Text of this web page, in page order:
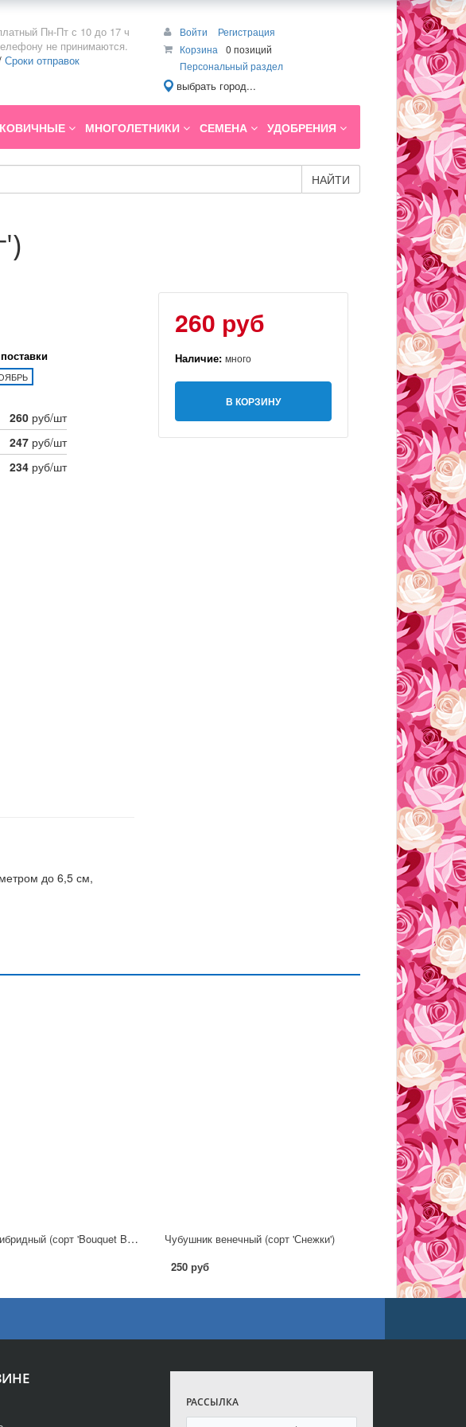
Пн-Пт с 10 до 17 ч
не принимаются.
Сроки отправок
Войти
Регистрация
Корзина
0 позиций
Персональный раздел
выбрать город...
МНОГОЛЕТНИКИ СЕМЕНА УДОБРЕНИЯ
НАЙТИ
260 руб/шт
247 руб/шт
234 руб/шт
260 руб
Наличие: много
В КОРЗИНУ
до 6,5 см,
Чубушник гибридный (сорт 'Bouquet Blanc')
Чубушник венечный (сорт 'Снежки')
250 руб
РАССЫЛКА